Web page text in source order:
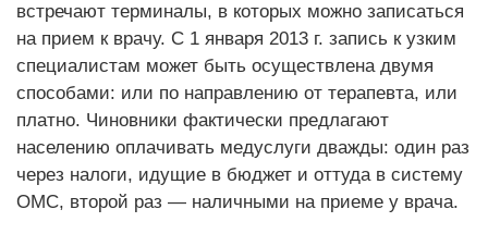
встречают терминалы, в которых можно записаться
на прием к врачу. С 1 января 2013 г. запись к узким
специалистам может быть осуществлена двумя
способами: или по направлению от терапевта, или
платно. Чиновники фактически предлагают
населению оплачивать медуслуги дважды: один раз
через налоги, идущие в бюджет и оттуда в систему
ОМС, второй раз — наличными на приеме у врача.